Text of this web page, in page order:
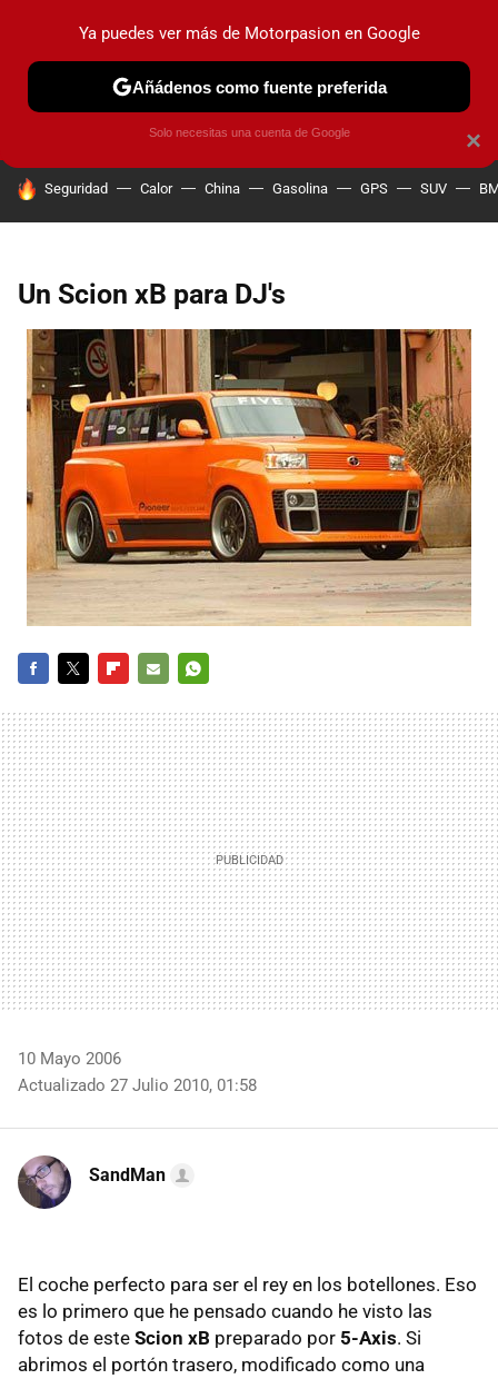
PRUEBAS COCHES ELÉCTRICOS OBSERVATORIO
HOY SE HABLA DE
Seguridad Calor China Gasolina GPS SUV
Un Scion xB para DJ's
MAIL
10 Mayo 2006
Actualizado 27 Julio 2010, 01:58
SandMan
El coche perfecto para ser el rey en los botellones. Eso
es lo primero que he pensado cuando he visto las
fotos de este Scion xB preparado por 5-Axis. Si
abrimos el portón trasero, modificado como una
×
Ya puedes ver más de Motorpasion en Google
Añádenos como fuente preferida
Solo necesitas una cuenta de Google